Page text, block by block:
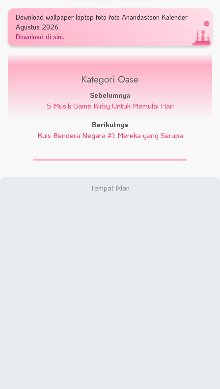
Download wallpaper laptop foto-foto Anandastoon Kalender
Agustus 2026.
Download di sini.
Kategori Oase
Sebelumnya
5 Musik Game Kirby Untuk Memulai Hari
Berikutnya
Kuis Bendera Negara #1: Mereka yang Serupa